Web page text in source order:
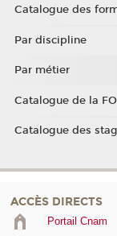
Catalogue des
Par discipline
Par métier
Catalogue de la
Catalogue des
ACCÈS DIRECTS
Portail Cnam